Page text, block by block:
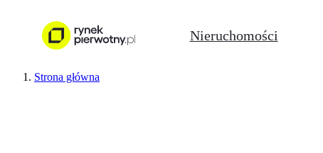
Nieruchomości
Strona główna